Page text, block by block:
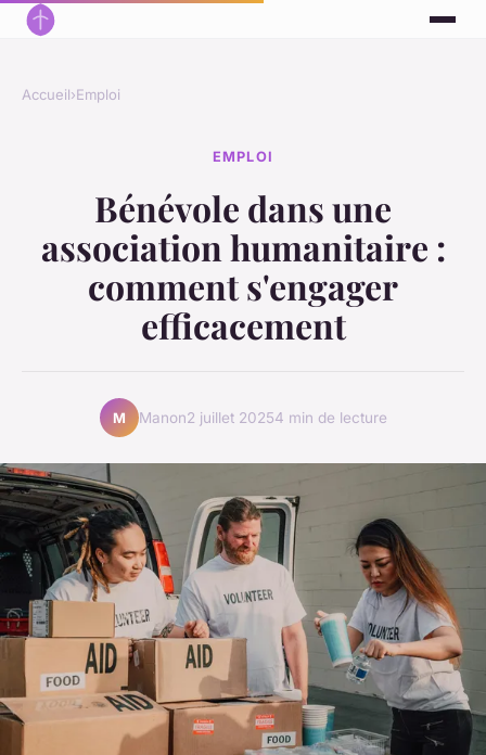
Accueil›Emploi
EMPLOI
Bénévole dans une
association humanitaire :
comment s'engager
efficacement
M Manon2 juillet 20254 min de lecture